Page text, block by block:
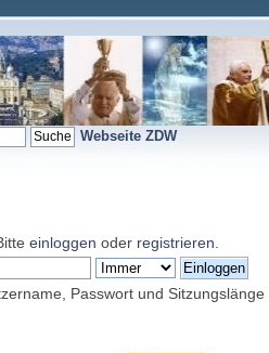
Webseite ZDW
einloggen oder registrieren
Passwort und Sitzungslänge